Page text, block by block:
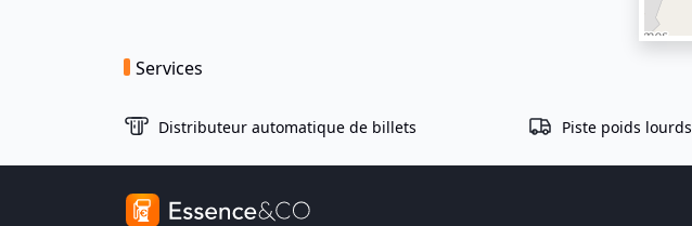
Services
Distributeur automatique de billets Piste poids lourds